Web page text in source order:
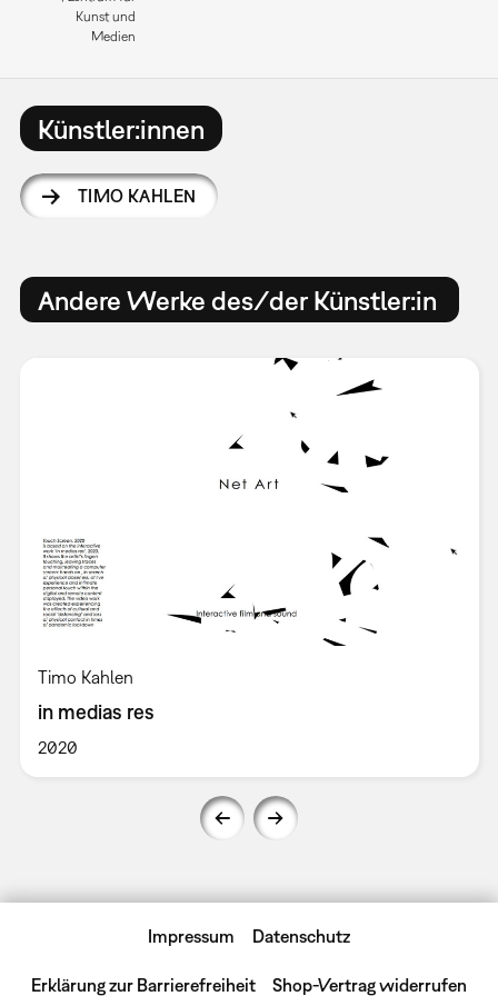
Kunst und
Medien
Künstler:innen
TIMO KAHLEN
Andere Werke des/der Künstler:in
Timo Kahlen
in medias res
2020
Impressum Datenschutz
Erklärung zur Barrierefreiheit Shop-Vertrag widerrufen